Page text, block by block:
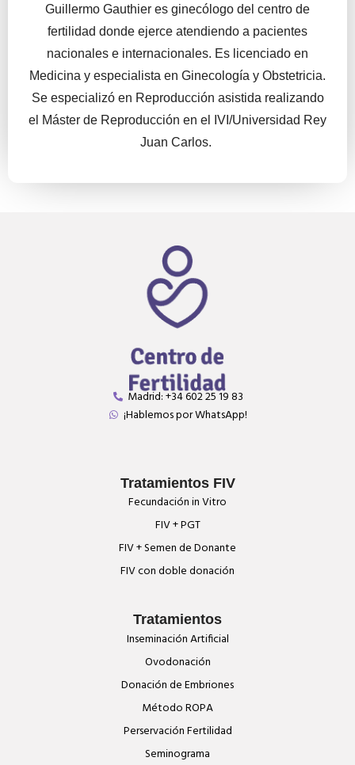
Guillermo Gauthier es ginecólogo del centro de
fertilidad donde ejerce atendiendo a pacientes
nacionales e internacionales. Es licenciado en
Medicina y especialista en Ginecología y Obstetricia.
Se especializó en Reproducción asistida realizando
el Máster de Reproducción en el IVI/Universidad Rey
Juan Carlos.
Madrid: +34 602 25 19 83
¡Hablemos por WhatsApp!
Tratamientos FIV
Fecundación in Vitro
FIV + PGT
FIV + Semen de Donante
FIV con doble donación
Tratamientos
Inseminación Artificial
Ovodonación
Donación de Embriones
Método ROPA
Perservación Fertilidad
Seminograma